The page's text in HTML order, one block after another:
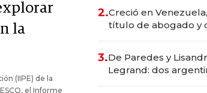
la
(IIPE) de la
el Informe
2.Creció en
título de abogado y
3.De Paredes y
Legrand: dos